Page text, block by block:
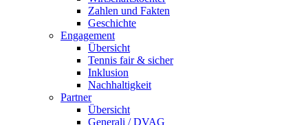
Zahlen und Fakten
Geschichte
Engagement
Übersicht
Tennis fair & sicher
Inklusion
Nachhaltigkeit
Partner
Übersicht
Generali / DVAG